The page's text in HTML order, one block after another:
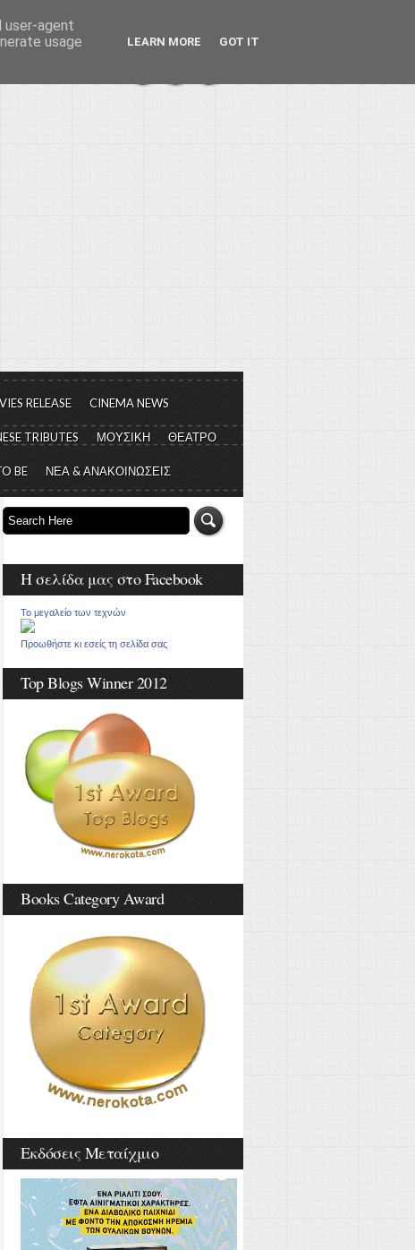
RELEASE CINEMA NEWS
TRIBUTES ΜΟΥΣΙΚΗ ΘΕΑΤΡΟ
BE ΝΕΑ & ΑΝΑΚΟΙΝΩΣΕΙΣ
Η σελίδα μας στο Facebook
Το μεγαλείο των τεχνών
Προωθήστε κι εσείς τη σελίδα σας
Top Blogs Winner 2012
Books Category Award
Εκδόσεις Μεταίχμιο
user-agent
usage
LEARN MORE GOT IT